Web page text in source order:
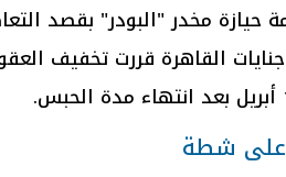
مخدر "البودر" بقصد
على شطة